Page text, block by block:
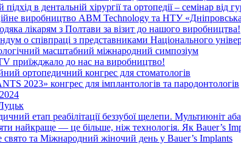
підхід в дентальній хірургії та ортопедії – семінар від
виробництво ABM Technology та НТУ
лікарям з Полтави за візит до нашого виробництва!
о співпраці з представниками Національного
масштабний міжнародний симпозіум
приїжджало до нас на виробництво!
ортопедичний конгрес для стоматологів
2023» конгрес для імплантологів та пародонтологів
етап реабілітації беззубої щелепи. Мультиюніт
найкраще — це більше, ніж технологія. Як Bauer’s
свято та Міжнародний жіночий день у Bauer’s Implants